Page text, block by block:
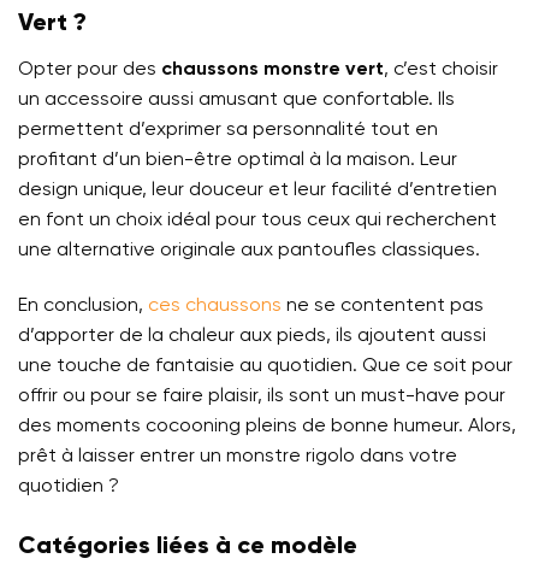
Vert ?
Opter pour des chaussons monstre vert, c’est choisir
un accessoire aussi amusant que confortable. Ils
permettent d’exprimer sa personnalité tout en
profitant d’un bien-être optimal à la maison. Leur
design unique, leur douceur et leur facilité d’entretien
en font un choix idéal pour tous ceux qui recherchent
une alternative originale aux pantoufles classiques.
En conclusion, ces chaussons ne se contentent pas
d’apporter de la chaleur aux pieds, ils ajoutent aussi
une touche de fantaisie au quotidien. Que ce soit pour
offrir ou pour se faire plaisir, ils sont un must-have pour
des moments cocooning pleins de bonne humeur. Alors,
prêt à laisser entrer un monstre rigolo dans votre
quotidien ?
Catégories liées à ce modèle